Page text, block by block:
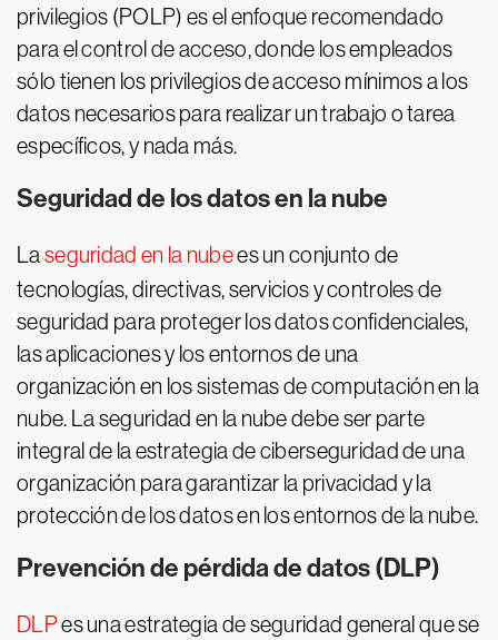
privilegios (POLP) es el enfoque recomendado
para el control de acceso, donde los empleados
sólo tienen los privilegios de acceso mínimos a los
datos necesarios para realizar un trabajo o tarea
específicos, y nada más.
Seguridad de los datos en la nube
La seguridad en la nubees un conjunto de
tecnologías, directivas, servicios y controles de
seguridad para proteger los datos confidenciales,
las aplicaciones y los entornos de una
organización en los sistemas de computación en la
nube. La seguridad en la nube debe ser parte
integral de la estrategia de ciberseguridad de una
organización para garantizar la privacidad y la
protección de los datos en los entornos de la nube.
Prevención de pérdida de datos (DLP)
DLPes una estrategia de seguridad general que se